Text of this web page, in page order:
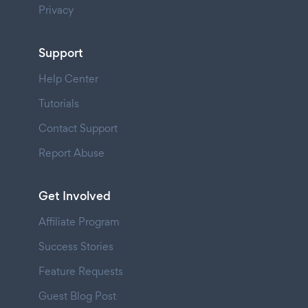
Privacy
Support
Help Center
Tutorials
Contact Support
Report Abuse
Get Involved
Affiliate Program
Success Stories
Feature Requests
Guest Blog Post